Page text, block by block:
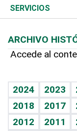
Resto del mundo
Economía personal
Podcast Arte Libre
Hablando con el
Vida y familia
Eñe
Celebrando la vida
Más deportes
Línea de hit
TBT Deportivo
Columnistas
Más firmas
Cambio climático
Opinión
Hecho en casa
Guía del dinero
SERVICIOS
Cumpleaños
Horóscopos
Crucigramas
ARCHIVO
Accede al
2024 2023
2018
2017
2012
2011